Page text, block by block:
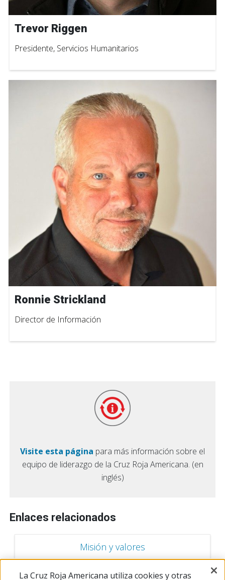
Trevor Riggen
Presidente, Servicios Humanitarios
Ronnie Strickland
Director de Información
Visite esta página para más información sobre el
equipo de liderazgo de la Cruz Roja Americana. (en
inglés)
Enlaces relacionados
Misión y valores
La Cruz Roja Americana utiliza cookies y otras